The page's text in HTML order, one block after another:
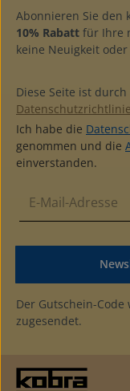
Abonnieren Sie den
10% Rabatt für Ihre
keine Neuigkeit
Diese Seite ist
Datenschutzrichtlinie
Ich habe die
genommen und die
einverstanden.
Der Gutschein-
zugesendet.